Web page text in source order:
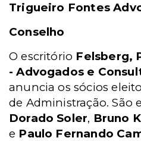
Trigueiro Fontes
Conselho
O escritório Felsberg,
- Advogados e
anuncia os sócios
de Administração. São
Dorado Soler, Bruno
e Paulo Fernando